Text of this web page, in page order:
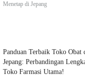
Menetap di Jepang
Panduan Terbaik Toko Obat
Jepang: Perbandingan
Toko Farmasi Utama!